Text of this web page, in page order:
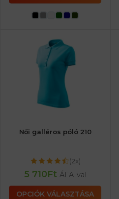
Női galléros póló 210
(2x)
5 710Ft ÁFA-val
OPCIÓK VÁLASZTÁSA